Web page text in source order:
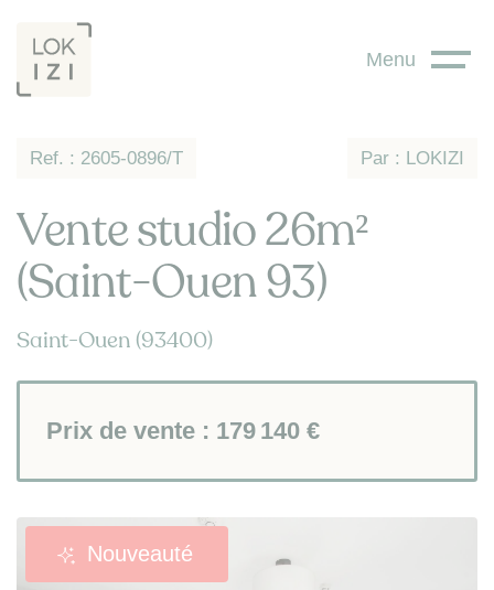
Menu
Ref. : 2605-0896/T Par : LOKIZI
Vente studio 26m²
(Saint-Ouen 93)
Saint-Ouen (93400)
Prix de vente : 179 140 €
Nouveauté